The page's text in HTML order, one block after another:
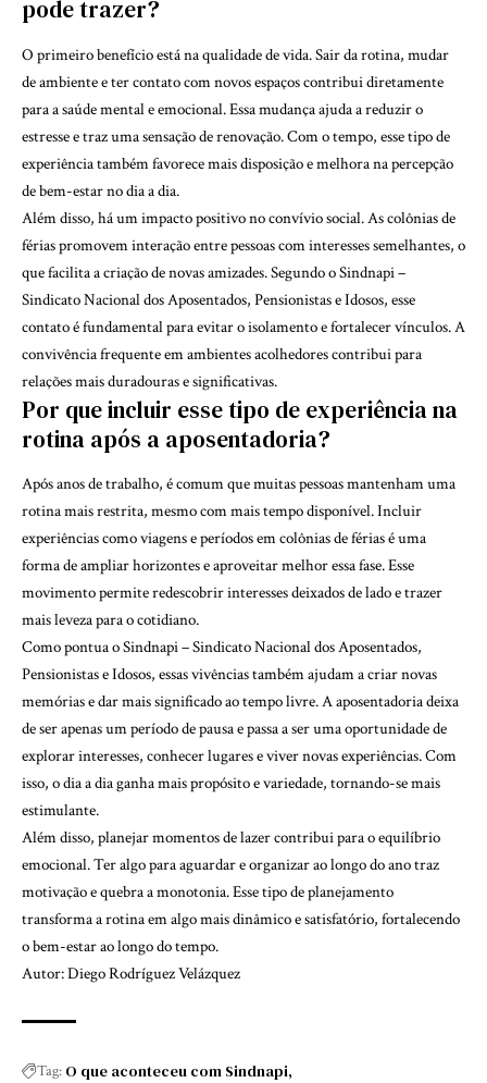
pode trazer?
O primeiro benefício está na qualidade de vida. Sair da rotina, mudar
de ambiente e ter contato com novos espaços contribui diretamente
para a saúde mental e emocional. Essa mudança ajuda a reduzir o
estresse e traz uma sensação de renovação. Com o tempo, esse tipo de
experiência também favorece mais disposição e melhora na percepção
de bem-estar no dia a dia.
Além disso, há um impacto positivo no convívio social. As colônias de
férias promovem interação entre pessoas com interesses semelhantes, o
que facilita a criação de novas amizades. Segundo o Sindnapi –
Sindicato Nacional dos Aposentados, Pensionistas e Idosos, esse
contato é fundamental para evitar o isolamento e fortalecer vínculos. A
convivência frequente em ambientes acolhedores contribui para
relações mais duradouras e significativas.
Por que incluir esse tipo de experiência na
rotina após a aposentadoria?
Após anos de trabalho, é comum que muitas pessoas mantenham uma
rotina mais restrita, mesmo com mais tempo disponível. Incluir
experiências como viagens e períodos em colônias de férias é uma
forma de ampliar horizontes e aproveitar melhor essa fase. Esse
movimento permite redescobrir interesses deixados de lado e trazer
mais leveza para o cotidiano.
Como pontua o Sindnapi – Sindicato Nacional dos Aposentados,
Pensionistas e Idosos, essas vivências também ajudam a criar novas
memórias e dar mais significado ao tempo livre. A aposentadoria deixa
de ser apenas um período de pausa e passa a ser uma oportunidade de
explorar interesses, conhecer lugares e viver novas experiências. Com
isso, o dia a dia ganha mais propósito e variedade, tornando-se mais
estimulante.
Além disso, planejar momentos de lazer contribui para o equilíbrio
emocional. Ter algo para aguardar e organizar ao longo do ano traz
motivação e quebra a monotonia. Esse tipo de planejamento
transforma a rotina em algo mais dinâmico e satisfatório, fortalecendo
o bem-estar ao longo do tempo.
Autor: Diego Rodríguez Velázquez
Tag: O que aconteceu com Sindnapi